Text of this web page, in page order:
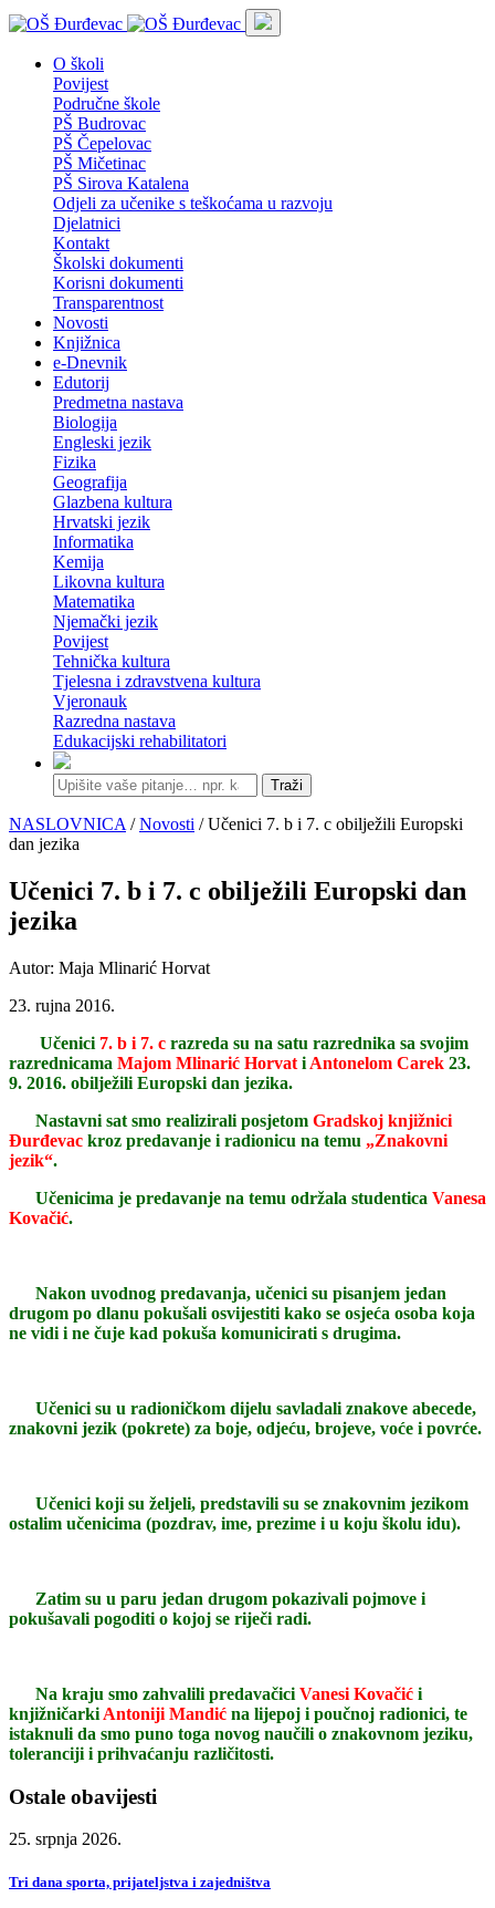
O školi
Povijest
Područne škole
PŠ Budrovac
PŠ Čepelovac
PŠ Mičetinac
PŠ Sirova Katalena
Odjeli za učenike s teškoćama u razvoju
Djelatnici
Kontakt
Školski dokumenti
Korisni dokumenti
Transparentnost
Novosti
Knjižnica
e-Dnevnik
Edutorij
Predmetna nastava
Biologija
Engleski jezik
Fizika
Geografija
Glazbena kultura
Hrvatski jezik
Informatika
Kemija
Likovna kultura
Matematika
Njemački jezik
Povijest
Tehnička kultura
Tjelesna i zdravstvena kultura
Vjeronauk
Razredna nastava
Edukacijski rehabilitatori
Traži
NASLOVNICA /Novosti / Učenici 7. b i 7. c obilježili Europski
dan jezika
Učenici 7. b i 7. c obilježili Europski dan
jezika
Autor: Maja Mlinarić Horvat
23. rujna 2016.
Učenici 7. b i 7. c razreda su na satu razrednika sa svojim
razrednicama Majom Mlinarić Horvat i Antonelom Carek 23.
9. 2016. obilježili Europski dan jezika.
Nastavni sat smo realizirali posjetom Gradskoj knjižnici
Đurđevac kroz predavanje i radionicu na temu „Znakovni
jezik“.
Učenicima je predavanje na temu održala studentica Vanesa
Kovačić.
Nakon uvodnog predavanja, učenici su pisanjem jedan
drugom po dlanu pokušali osvijestiti kako se osjeća osoba koja
ne vidi i ne čuje kad pokuša komunicirati s drugima.
Učenici su u radioničkom dijelu savladali znakove abecede,
znakovni jezik (pokrete) za boje, odjeću, brojeve, voće i povrće.
Učenici koji su željeli, predstavili su se znakovnim jezikom
ostalim učenicima (pozdrav, ime, prezime i u koju školu idu).
Zatim su u paru jedan drugom pokazivali pojmove i
pokušavali pogoditi o kojoj se riječi radi.
Na kraju smo zahvalili predavačici Vanesi Kovačić i
knjižničarki Antoniji Mandić na lijepoj i poučnoj radionici, te
istaknuli da smo puno toga novog naučili o znakovnom jeziku,
toleranciji i prihvaćanju različitosti.
Ostale obavijesti
25. srpnja 2026.
Tri dana sporta, prijateljstva i zajedništva